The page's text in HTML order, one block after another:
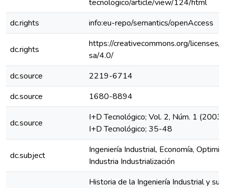
tecnologico/article/view/124/html
dc.rights
info:eu-repo/semantics/openAccess
dc.rights
https://creativecommons.org/licenses/
sa/4.0/
dc.source
2219-6714
dc.source
1680-8894
dc.source
I+D Tecnológico; Vol. 2, Núm. 1
I+D Tecnológico; 35-48
dc.subject
Ingeniería Industrial, Economía,
Industria Industrialización
Historia de la Ingeniería Industrial y sus